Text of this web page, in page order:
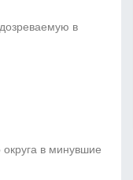
в
в минувшие